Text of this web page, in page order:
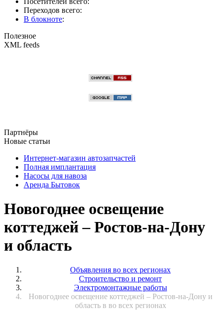
Переходов всего:
В блокноте:
Полезное
XML feeds
Партнёры
Новые статьи
Интернет-магазин автозапчастей
Полная имплантация
Насосы для навоза
Аренда Бытовок
Новогоднее освещение
коттеджей – Ростов-на-Дону
и область
Объявления во всех регионах
Строительство и ремонт
Электромонтажные работы
Новогоднее освещение коттеджей – Ростов-на-Дону и
область в во всех регионах